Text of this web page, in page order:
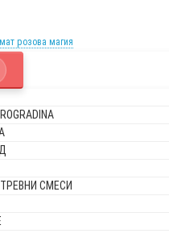
розова магия
ТРЕВНИ СМЕСИ